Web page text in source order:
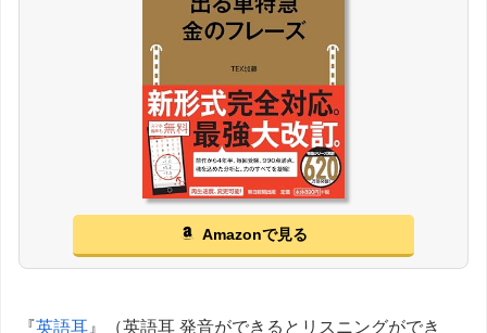
Amazonで見る
『英語耳 』（英語耳 発音ができるとリスニングができ